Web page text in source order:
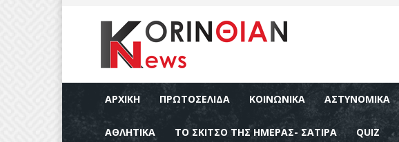
ΑΡΧΙΚΉ ΠΡΩΤΟΣΕΛΙΔΑ ΚΟΙΝΩΝΙΚΆ ΑΣΤΥΝΟΜΙΚΆ
ΑΘΛΗΤΙΚΆ ΤΟ ΣΚΙΤΣΟ ΤΗΣ ΗΜΕΡΑΣ- ΣΑΤΙΡΑ QUIZ